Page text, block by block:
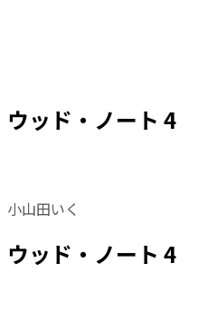
ウッド・ノート 4
小山田いく
ウッド・ノート 4